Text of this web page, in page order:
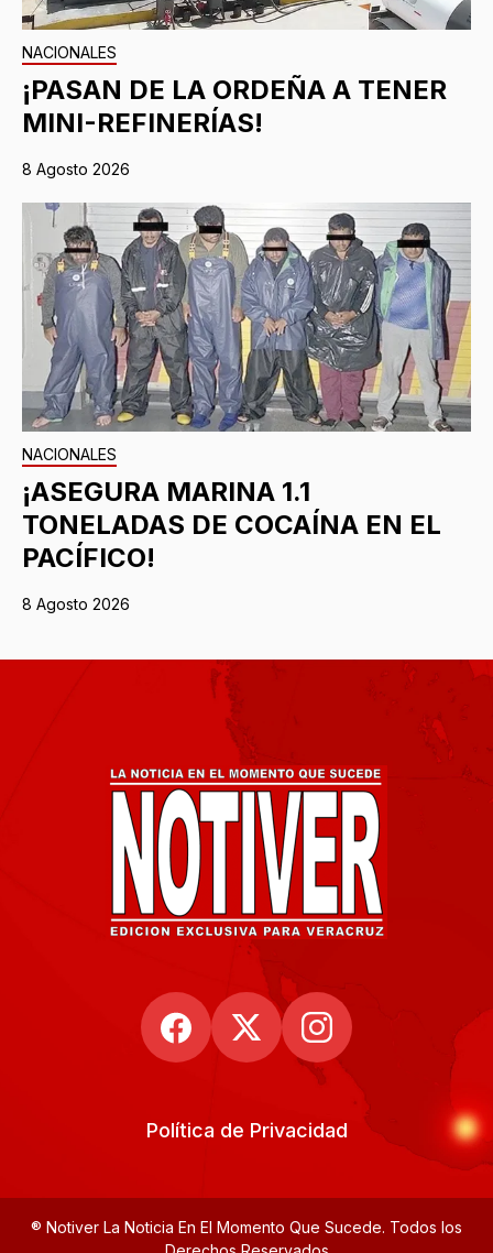
NACIONALES
¡PASAN DE LA ORDEÑA A TENER
MINI-REFINERÍAS!
8 Agosto 2026
NACIONALES
¡ASEGURA MARINA 1.1
TONELADAS DE COCAÍNA EN EL
PACÍFICO!
8 Agosto 2026
Política de Privacidad
® Notiver La Noticia En El Momento Que Sucede. Todos los